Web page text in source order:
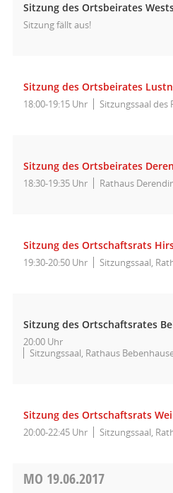
Sitzung des Ortsbeirates
Sitzung fällt aus!
Sitzung des Ortsbeirates
18:00-19:15 Uhr Sitzungssaal des
Sitzung des Ortsbeirates
18:30-19:35 Uhr Rathaus
Sitzung des Ortschaftsrats
19:30-20:50 Uhr Sitzungssaal,
Sitzung des Ortschaftsrates
20:00 Uhr
Sitzungssaal, Rathaus
Sitzung des Ortschaftsrats
20:00-22:45 Uhr Sitzungssaal,
MO 19.06.2017